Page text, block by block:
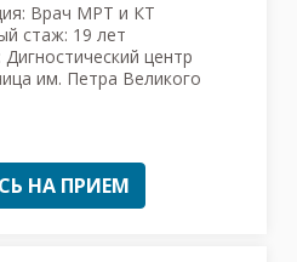
Врач МРТ и КТ
стаж: 19 лет
центр
им. Петра Великого
НА ПРИЕМ